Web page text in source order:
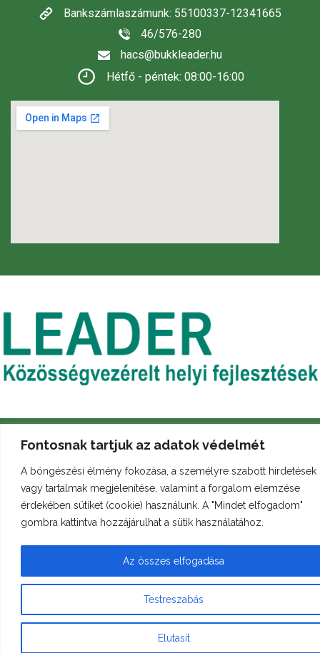
Fontosnak tartjuk az adatok védelmét
A böngészési élmény fokozása, a személyre szabott hirdetések
vagy tartalmak megjelenítése, valamint a forgalom elemzése
érdekében sütiket (cookie) használunk. A "Mindet elfogadom"
gombra kattintva hozzájárulhat a sütik használatához.
Testreszabás
Elutasít
Az összes elfogadása
Bankszámlaszámunk: 55100337-12341665
46/576-280
hacs@bukkleader.hu
Hétfő - péntek: 08:00-16:00
Archívum Galéria Arculati kézikönyv
© Minden jog fenntartvabukkleader.hu